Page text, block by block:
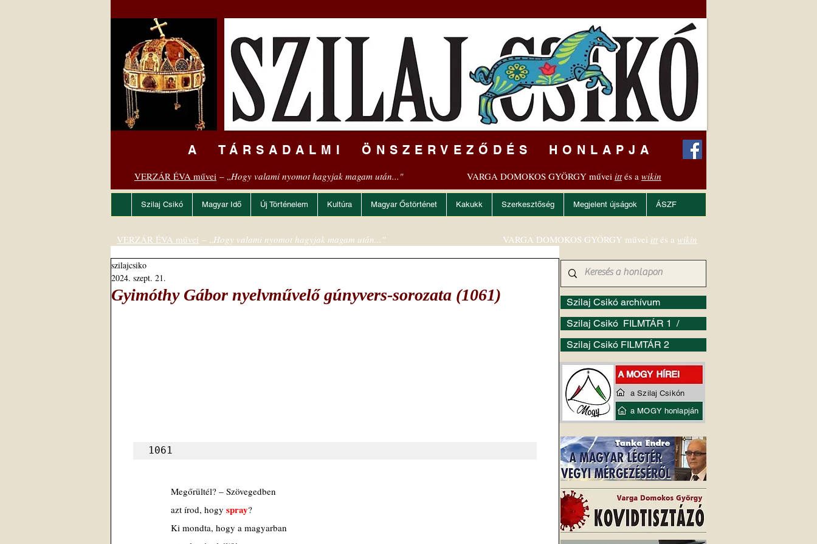
A TÁRSADALMI ÖNSZERVEZŐDÉS HONLAPJA
VERZÁR ÉVA művei – „Hogy valami nyomot hagyjak magam után..." VARGA DOMOKOS GYÖRGY művei ittés a wikin
Szilaj Csikó Magyar Idő Új Történelem Kultúra Magyar Őstörténet Kakukk Szerkesztőség Megjelent újságok ÁSZF
Gyimóthy Gábor nyelvművelő gúnyvers-sorozata (1061)
szilajcsiko
2024. szept. 21.
1061
Megőrültél? – Szövegedben
azt írod, hogy spray?
Ki mondta, hogy a magyarban
Szilaj Csikó archívum
Szilaj Csikó FILMTÁR 1 /
Szilaj Csikó FILMTÁR 2
VERZÁR ÉVA művei – „Hogy valami nyomot hagyjak magam után..." VARGA DOMOKOS GYÖRGY művei itt és a wikin
a Szilaj Csikón
a MOGY honlapján